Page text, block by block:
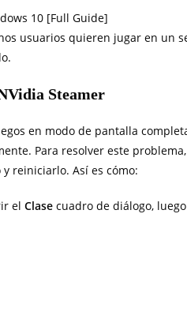
10 [Full Guide]
usuarios quieren jugar en un
Steamer
en modo de pantalla
Para resolver este
reiniciarlo. Así es cómo:
el Clase cuadro de diálogo,